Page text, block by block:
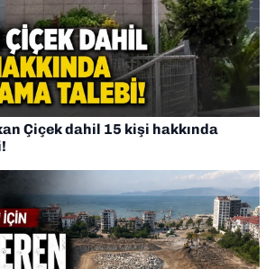
Çiçek dahil 15 kişi hakkında